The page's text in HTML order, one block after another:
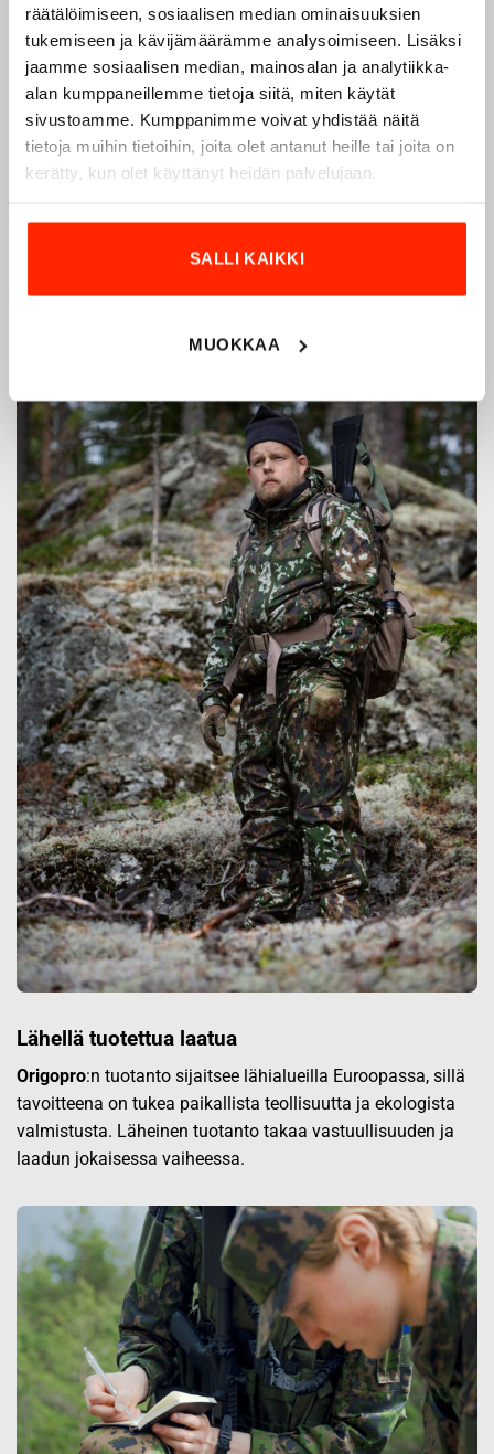
räätälöimiseen, sosiaalisen median ominaisuuksien
tukemiseen ja kävijämäärämme analysoimiseen. Lisäksi
jaamme sosiaalisen median, mainosalan ja analytiikka-
alan kumppaneillemme tietoja siitä, miten käytät
sivustoamme. Kumppanimme voivat yhdistää näitä
tietoja muihin tietoihin, joita olet antanut heille tai joita on
kerätty, kun olet käyttänyt heidän palvelujaan.
SALLI KAIKKI
MUOKKAA
1975
Origoproon suomalainen turvallisuus- ja
ulkoiluvaatetukseen erikoistunut yritys, joka on toiminut
vuodesta 1975. Origoprovalmistaa laadukkaita vaatteita,
jotka on kehitetty vuosikymmenten kokemuksella
puolustusvoimien ja poliisin sopimusvalmistajana.
ja erikoisammattilaisten kanssa, joiden kokemus inspiroi
innovoimaan entistä parempia ratkaisuja.
Lähellä tuotettua laatua
Origopro:n tuotanto sijaitsee lähialueilla Euroopassa, sillä
tavoitteena on tukea paikallista teollisuutta ja ekologista
valmistusta. Läheinen tuotanto takaa vastuullisuuden ja
laadun jokaisessa vaiheessa.